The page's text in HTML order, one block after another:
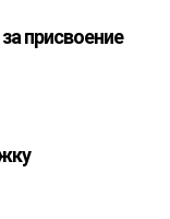
присвоение